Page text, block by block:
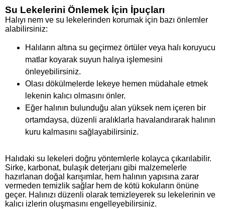
Su Lekelerini Önlemek İçin İpuçları
Halıyı nem ve su lekelerinden korumak için bazı önlemler
alabilirsiniz:
Halıların altına su geçirmez örtüler veya halı koruyucu
matlar koyarak suyun halıya işlemesini
önleyebilirsiniz.
Olası dökülmelerde lekeye hemen müdahale etmek
lekenin kalıcı olmasını önler.
Eğer halının bulunduğu alan yüksek nem içeren bir
ortamdaysa, düzenli aralıklarla havalandırarak halının
kuru kalmasını sağlayabilirsiniz.
Halıdaki su lekeleri doğru yöntemlerle kolayca çıkarılabilir.
Sirke, karbonat, bulaşık deterjanı gibi malzemelerle
hazırlanan doğal karışımlar, hem halının yapısına zarar
vermeden temizlik sağlar hem de kötü kokuların önüne
geçer. Halınızı düzenli olarak temizleyerek su lekelerinin ve
kalıcı izlerin oluşmasını engelleyebilirsiniz.